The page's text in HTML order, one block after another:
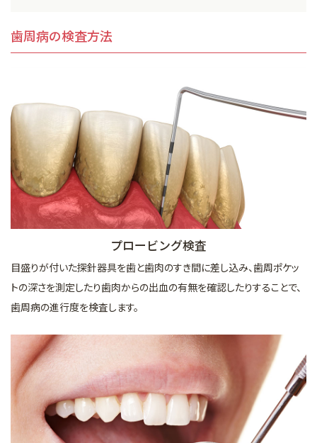
歯周病の検査方法
プロービング検査
目盛りが付いた探針器具を歯と歯肉のすき間に差し込み、歯周ポケッ
トの深さを測定したり歯肉からの出血の有無を確認したりすることで、
歯周病の進行度を検査します。